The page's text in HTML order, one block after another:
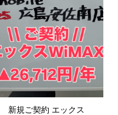
新規ご契約 エックス